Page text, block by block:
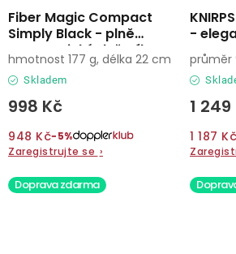
Fiber Magic Compact
Simply Black - plně
automatický deštník
Skladem
998 Kč
948 Kč−5%
Zaregistrujte se ›
hmotnost 177 g, délka 22 cm
-
1
1 187 Kč
průměr
Doprava zdarma